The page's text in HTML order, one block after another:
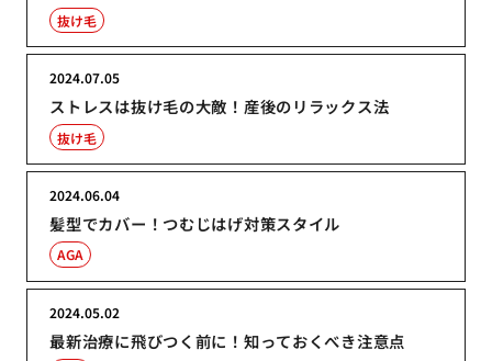
抜け毛
ストレスは抜け毛の大敵！産後のリラックス法
2024.07.05
抜け毛
髪型でカバー！つむじはげ対策スタイル
2024.06.04
AGA
最新治療に飛びつく前に！知っておくべき注意点
2024.05.02